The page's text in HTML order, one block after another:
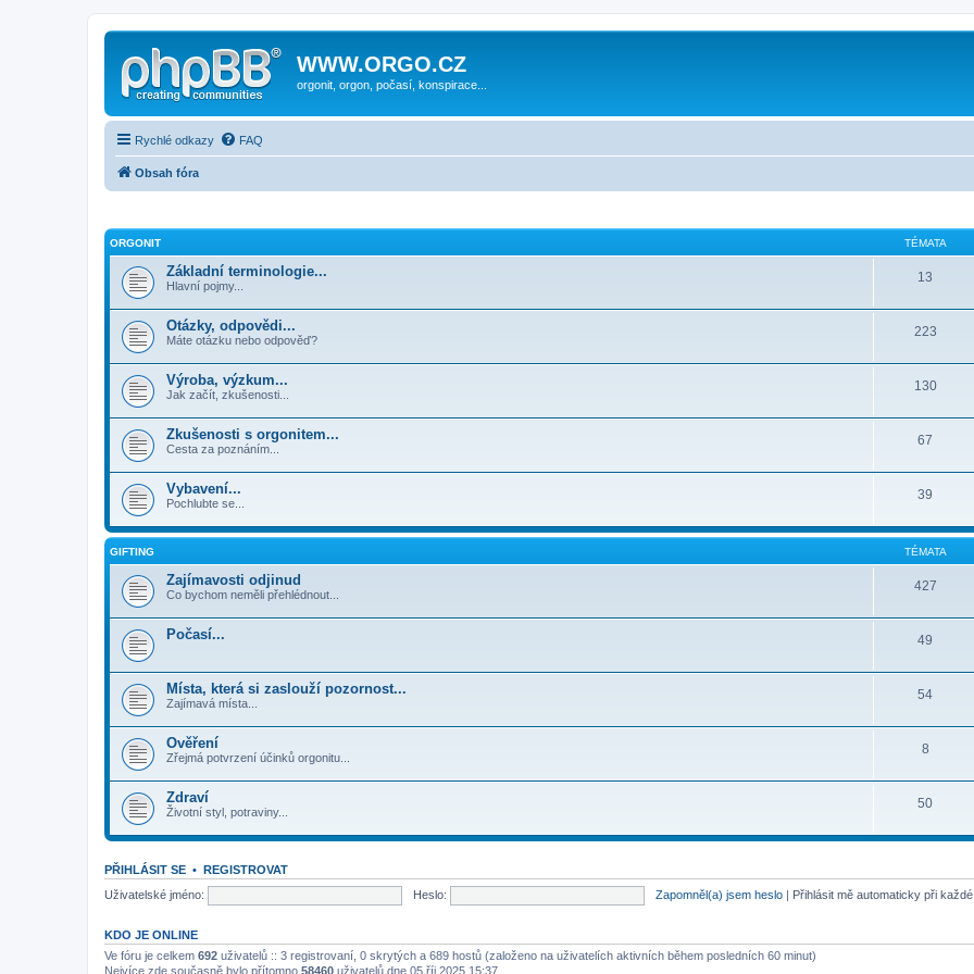
WWW.ORGO.CZ
orgonit, orgon, počasí, konspirace...
Rychlé odkazy FAQ
Obsah fóra
ORGONIT TÉMATA
Základní terminologie...
Hlavní pojmy...
13
Otázky, odpovědi...
Máte otázku nebo odpověď?
223
Výroba, výzkum...
Jak začít, zkušenosti...
130
Zkušenosti s orgonitem...
Cesta za poznáním...
67
Vybavení...
Pochlubte se...
39
GIFTING TÉMATA
Zajímavosti odjinud
Co bychom neměli přehlédnout...
427
Počasí... 49
Místa, která si zaslouží pozornost...
Zajímavá místa...
54
Ověření
Zřejmá potvrzení účinků orgonitu...
8
Zdraví
Životní styl, potraviny...
50
PŘIHLÁSIT SE • REGISTROVAT
Uživatelské jméno:
Heslo: Zapomněl(a) jsem heslo | Přihlásit mě automaticky při
KDO JE ONLINE
Ve fóru je celkem 692 uživatelů :: 3 registrovaní, 0 skrytých a 689 hostů (založeno na uživatelích aktivních během posledních 60 minut)
Nejvíce zde současně bylo přítomno 58460 uživatelů dne 05 říj 2025 15:37